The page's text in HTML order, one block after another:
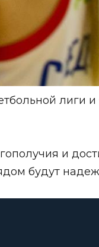
лиги
и
будут